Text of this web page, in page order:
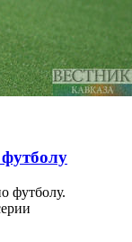
футболу.